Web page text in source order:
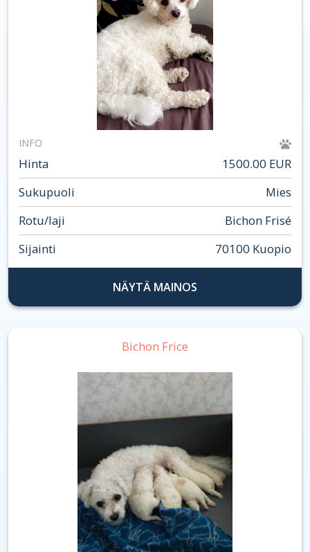
INFO
Hinta
1500.00 EUR
Sukupuoli
Mies
Rotu/laji
Bichon Frisé
Sijainti
70100 Kuopio
NÄYTÄ MAINOS
Bichon Frice